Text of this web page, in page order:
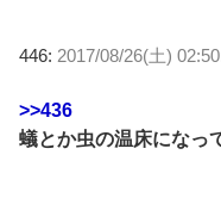
446: 2017/08/26(土)
>>436
蟻とか虫の温床になっ